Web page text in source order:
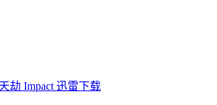
劫 Impact 迅雷下载